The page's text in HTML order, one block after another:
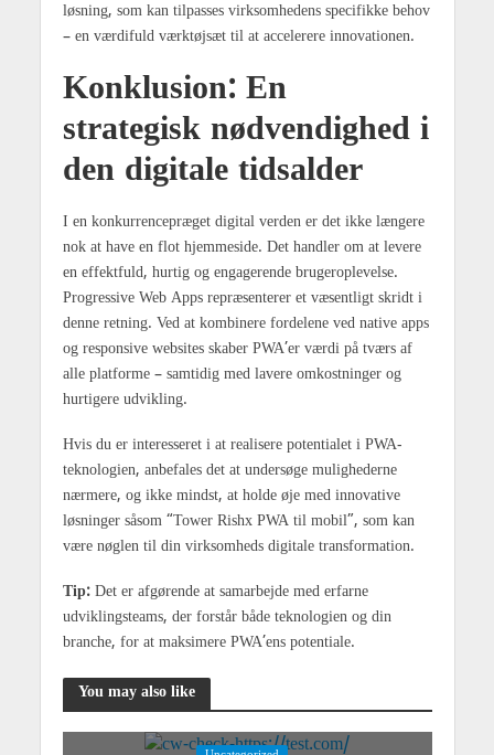
løsning, som kan tilpasses virksomhedens specifikke behov
– en værdifuld værktøjsæt til at accelerere innovationen.
Konklusion: En
strategisk nødvendighed i
den digitale tidsalder
I en konkurrencepræget digital verden er det ikke længere
nok at have en flot hjemmeside. Det handler om at levere
en effektfuld, hurtig og engagerende brugeroplevelse.
Progressive Web Apps repræsenterer et væsentligt skridt i
denne retning. Ved at kombinere fordelene ved native apps
og responsive websites skaber PWA’er værdi på tværs af
alle platforme – samtidig med lavere omkostninger og
hurtigere udvikling.
Hvis du er interesseret i at realisere potentialet i PWA-
teknologien, anbefales det at undersøge mulighederne
nærmere, og ikke mindst, at holde øje med innovative
løsninger såsom “Tower Rishx PWA til mobil”, som kan
være nøglen til din virksomheds digitale transformation.
Tip:Det er afgørende at samarbejde med erfarne
udviklingsteams, der forstår både teknologien og din
branche, for at maksimere PWA’ens potentiale.
You may also like